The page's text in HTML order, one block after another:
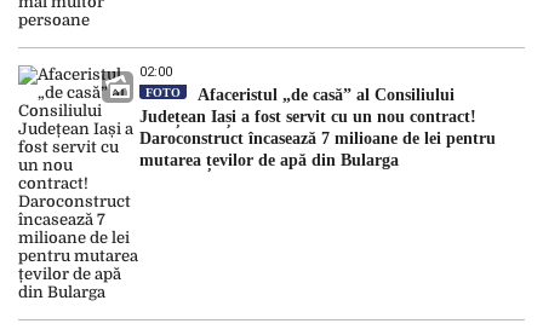
02:00
FOTO
Afaceristul „de casă” al Consiliului
Județean Iași a fost servit cu un nou contract!
Daroconstruct încasează 7 milioane de lei pentru
mutarea țevilor de apă din Bularga